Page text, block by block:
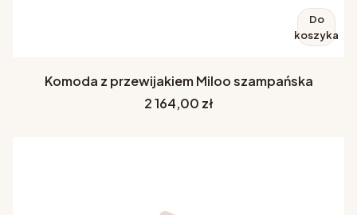
Do
koszyka
Komoda z przewijakiem Miloo szampańska
Cena
2 164,00 zł